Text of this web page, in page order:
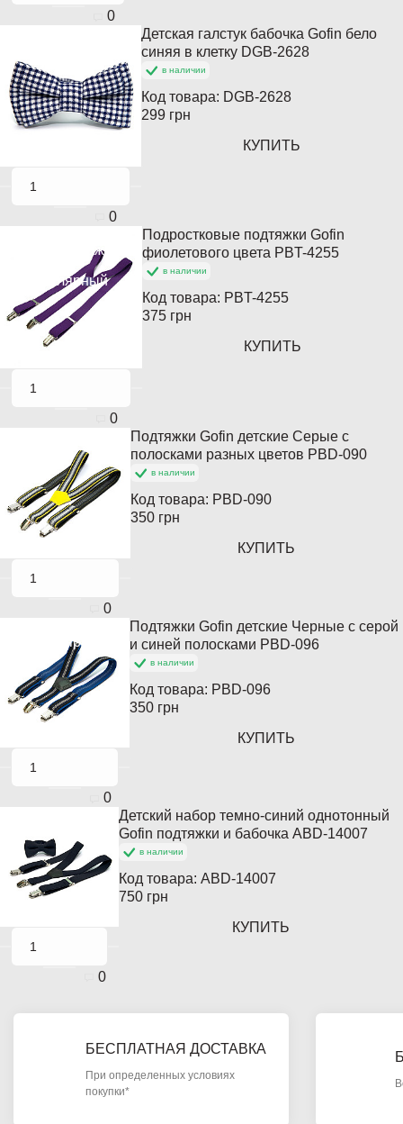
0
0
Детская галстук бабочка Gofin бело
синяя в клетку DGB-2628
в наличии
Код товара: DGB-2628
299 грн
КУПИТЬ
Хит продаж
Популярный
0
Подростковые подтяжки Gofin
фиолетового цвета PBT-4255
в наличии
Код товара: PBT-4255
375 грн
КУПИТЬ
0
Подтяжки Gofin детские Серые с
полосками разных цветов PBD-090
в наличии
Код товара: PBD-090
350 грн
КУПИТЬ
Популярный
0
Подтяжки Gofin детские Черные с серой
и синей полосками PBD-096
в наличии
Код товара: PBD-096
350 грн
КУПИТЬ
0
Детский набор темно-синий однотонный
Gofin подтяжки и бабочка ABD-14007
в наличии
Код товара:ABD-14007
750 грн
КУПИТЬ
БЕСПЛАТНАЯ ДОСТАВКА
При определенных условиях
покупки*